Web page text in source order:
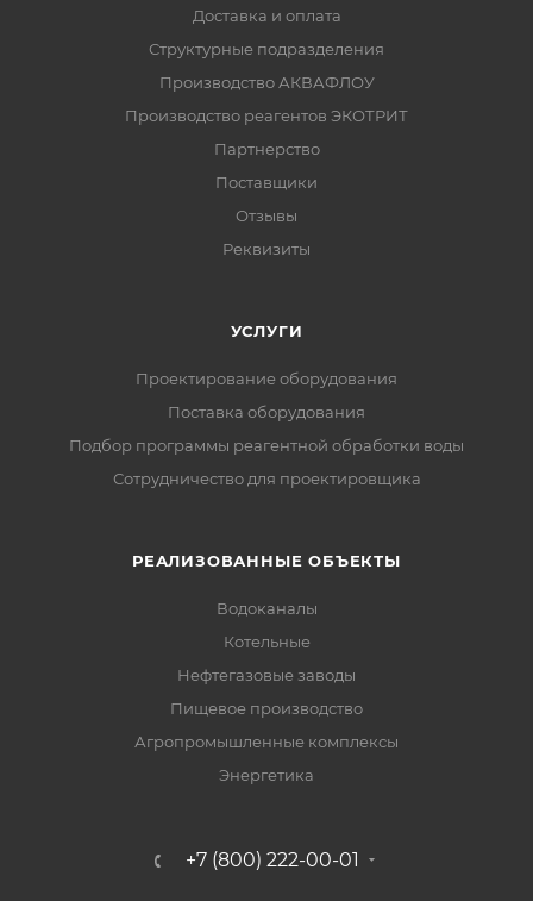
Доставка и оплата
Структурные подразделения
Производство АКВАФЛОУ
Производство реагентов ЭКОТРИТ
Партнерство
Поставщики
Отзывы
Реквизиты
УСЛУГИ
Проектирование оборудования
Поставка оборудования
Подбор программы реагентной обработки воды
Сотрудничество для проектировщика
РЕАЛИЗОВАННЫЕ ОБЪЕКТЫ
Водоканалы
Котельные
Нефтегазовые заводы
Пищевое производство
Агропромышленные комплексы
Энергетика
+7 (800) 222-00-01